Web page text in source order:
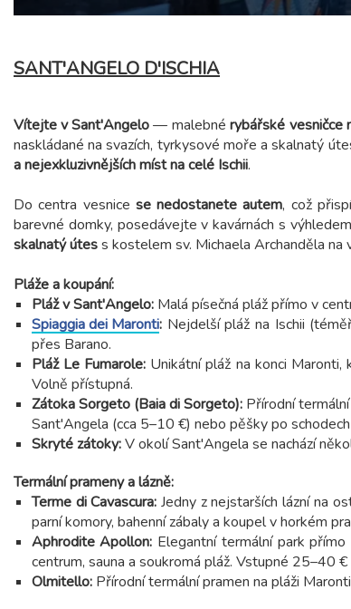
SANT'ANGELO D'ISCHIA
Vítejte v Sant'Angelo— malebné rybářské vesničce
naskládané na svazích, tyrkysové moře a skalnatý
a nejexkluzivnějších míst na celé Ischii.
Do centra vesnice se nedostanete autem, což
barevné domky, posedávejte v kavárnách s
skalnatý útess kostelem sv. Michaela Archanděla
Pláže a koupání:
Pláž v Sant'Angelo: Malá písečná pláž přímo v
Spiaggia dei Maronti: Nejdelší pláž na Ischii
přes Barano.
Pláž Le Fumarole: Unikátní pláž na konci
Volně přístupná.
Zátoka Sorgeto (Baia di Sorgeto): Přírodní
Sant'Angela (cca 5–10 €) nebo pěšky po
Skryté zátoky:V okolí Sant'Angela se nachází
Termální prameny a lázně:
Terme di Cavascura: Jedny z nejstarších lázní na
parní komory, bahenní zábaly a koupel v horkém
Aphrodite Apollon: Elegantní termální park
centrum, sauna a soukromá pláž. Vstupné 25–40
Olmitello: Přírodní termální pramen na pláži